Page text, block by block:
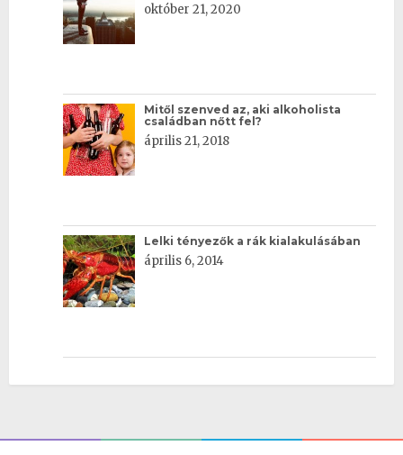
október 21, 2020
Mitől szenved az, aki alkoholista
családban nőtt fel?
április 21, 2018
Lelki tényezők a rák kialakulásában
április 6, 2014